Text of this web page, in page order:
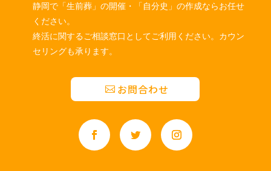
静岡で「生前葬」の開催・「自分史」の作成ならお任せ
ください。
終活に関するご相談窓口としてご利用ください。カウン
セリングも承ります。
お問合わせ